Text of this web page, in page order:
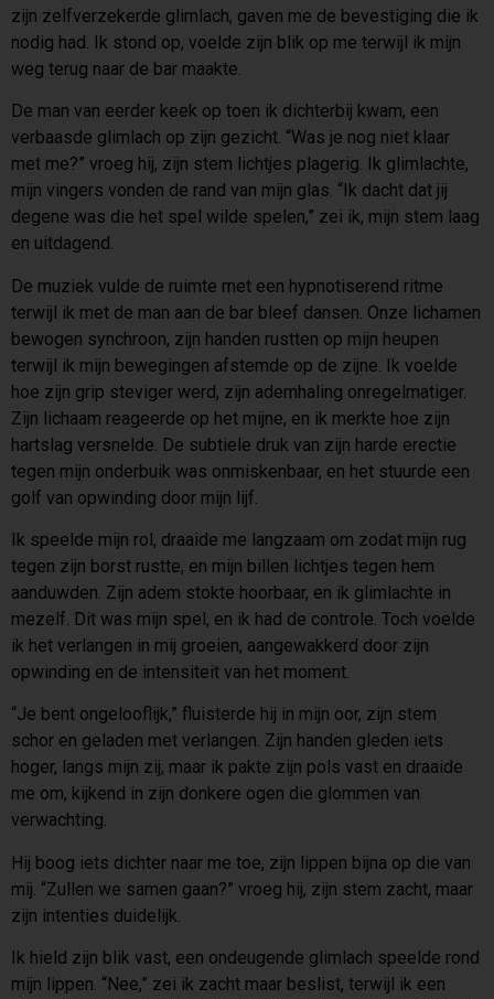
zijn zelfverzekerde glimlach, gaven me de bevestiging die ik
nodig had. Ik stond op, voelde zijn blik op me terwijl ik mijn
weg terug naar de bar maakte.
De man van eerder keek op toen ik dichterbij kwam, een
verbaasde glimlach op zijn gezicht. “Was je nog niet klaar
met me?” vroeg hij, zijn stem lichtjes plagerig. Ik glimlachte,
mijn vingers vonden de rand van mijn glas. “Ik dacht dat jij
degene was die het spel wilde spelen,” zei ik, mijn stem laag
en uitdagend.
De muziek vulde de ruimte met een hypnotiserend ritme
terwijl ik met de man aan de bar bleef dansen. Onze lichamen
bewogen synchroon, zijn handen rustten op mijn heupen
terwijl ik mijn bewegingen afstemde op de zijne. Ik voelde
hoe zijn grip steviger werd, zijn ademhaling onregelmatiger.
Zijn lichaam reageerde op het mijne, en ik merkte hoe zijn
hartslag versnelde. De subtiele druk van zijn harde erectie
tegen mijn onderbuik was onmiskenbaar, en het stuurde een
golf van opwinding door mijn lijf.
Ik speelde mijn rol, draaide me langzaam om zodat mijn rug
tegen zijn borst rustte, en mijn billen lichtjes tegen hem
aanduwden. Zijn adem stokte hoorbaar, en ik glimlachte in
mezelf. Dit was mijn spel, en ik had de controle. Toch voelde
ik het verlangen in mij groeien, aangewakkerd door zijn
opwinding en de intensiteit van het moment.
“Je bent ongelooflijk,” fluisterde hij in mijn oor, zijn stem
schor en geladen met verlangen. Zijn handen gleden iets
hoger, langs mijn zij, maar ik pakte zijn pols vast en draaide
me om, kijkend in zijn donkere ogen die glommen van
verwachting.
Hij boog iets dichter naar me toe, zijn lippen bijna op die van
mij. “Zullen we samen gaan?” vroeg hij, zijn stem zacht, maar
zijn intenties duidelijk.
Ik hield zijn blik vast, een ondeugende glimlach speelde rond
mijn lippen. “Nee,” zei ik zacht maar beslist, terwijl ik een